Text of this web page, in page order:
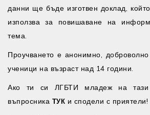
данни ще бъде изготвен доклад,
използва за повишаване на
тема.
Проучването е анонимно,
ученици на възраст над 14 години.
Ако ти си ЛГБТИ младеж на тази
въпросника ТУК и сподели с приятели!